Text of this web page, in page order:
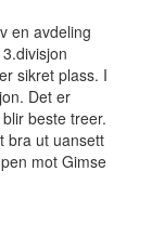
en avdeling
sikret plass. I
Det er
beste treer.
bra ut uansett
mot Gimse